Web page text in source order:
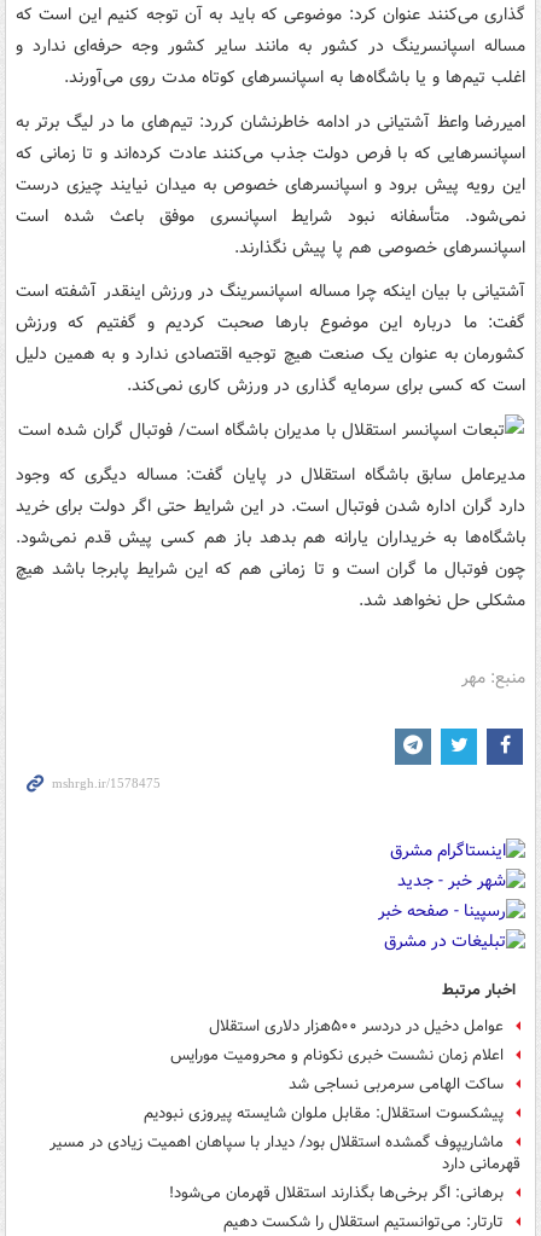
گذاری می‌کنند عنوان کرد: موضوعی که باید به آن توجه کنیم این است که
مساله اسپانسرینگ در کشور به مانند سایر کشور وجه حرفه‌ای ندارد و
اغلب تیم‌ها و یا باشگاه‌ها به اسپانسرهای کوتاه مدت روی می‌آورند.
امیررضا واعظ آشتیانی در ادامه خاطرنشان کررد: تیم‌های ما در لیگ برتر به
اسپانسرهایی که با فرص دولت جذب می‌کنند عادت کرده‌اند و تا زمانی که
این رویه پیش برود و اسپانسرهای خصوص به میدان نیایند چیزی درست
نمی‌شود. متأسفانه نبود شرایط اسپانسری موفق باعث شده است
اسپانسرهای خصوصی هم پا پیش نگذارند.
آشتیانی با بیان اینکه چرا مساله اسپانسرینگ در ورزش اینقدر آشفته است
گفت: ما درباره این موضوع بارها صحبت کردیم و گفتیم که ورزش
کشورمان به عنوان یک صنعت هیچ توجیه اقتصادی ندارد و به همین دلیل
است که کسی برای سرمایه گذاری در ورزش کاری نمی‌کند.
مدیرعامل سابق باشگاه استقلال در پایان گفت: مساله دیگری که وجود
دارد گران اداره شدن فوتبال است. در این شرایط حتی اگر دولت برای خرید
باشگاه‌ها به خریداران یارانه هم بدهد باز هم کسی پیش قدم نمی‌شود.
چون فوتبال ما گران است و تا زمانی هم که این شرایط پابرجا باشد هیچ
مشکلی حل نخواهد شد.
منبع: مهر
اخبار مرتبط
عوامل دخیل در دردسر ۵۰۰هزار دلاری استقلال
اعلام زمان نشست خبری نکونام و محرومیت مورایس
ساکت الهامی سرمربی نساجی شد
پیشکسوت استقلال: مقابل ملوان شایسته پیروزی نبودیم
ماشاریپوف گمشده استقلال بود/ دیدار با سپاهان اهمیت زیادی در مسیر
قهرمانی دارد
برهانی: اگر برخی‌ها بگذارند استقلال قهرمان می‌شود!
تارتار: می‌توانستیم استقلال را شکست دهیم